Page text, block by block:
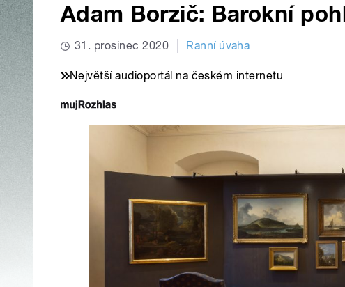
Adam Borzič: Barokní
31. prosinec 2020 Ranní úvaha
Největší audioportál na českém internetu